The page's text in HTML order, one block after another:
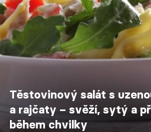
Těstovinový salát s
a rajčaty – svěží, sytý a
během chvilky